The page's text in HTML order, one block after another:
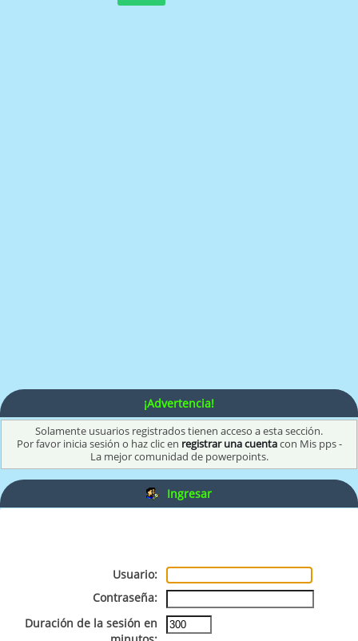
¡Advertencia!
Solamente usuarios registrados tienen acceso a esta sección.
Por favor inicia sesión o haz clic en registrar una cuentacon Mis pps -
La mejor comunidad de powerpoints.
Ingresar
Usuario:
Contraseña:
Duración de la sesión en